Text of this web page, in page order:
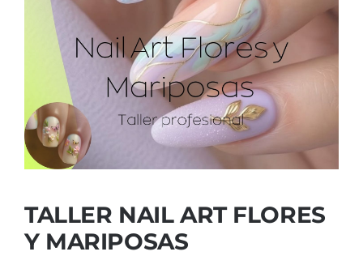
TALLER NAIL ART FLORES
Y MARIPOSAS